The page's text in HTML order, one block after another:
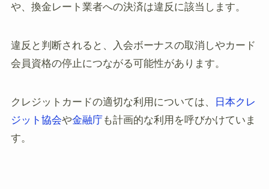
や、換金レート業者への決済は違反に該当します。
違反と判断されると、入会ボーナスの取消しやカード
会員資格の停止につながる可能性があります。
クレジットカードの適切な利用については、
日本クレ
ジット協会や金融庁も計画的な利用を呼びかけていま
す。